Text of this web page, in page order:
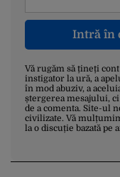
Intră în
Vă rugăm să țineți
instigator la ură, a
în mod abuziv, a
ștergerea mesajului,
de a comenta. Site-ul
civilizate. Vă
la o discuție bazată pe